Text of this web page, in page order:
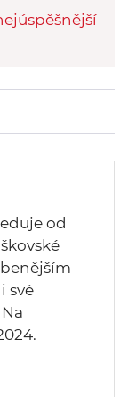
od
své